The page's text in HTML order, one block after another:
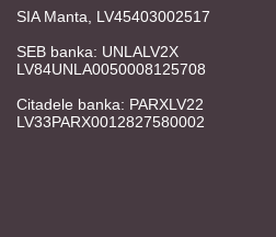
SIA Manta, LV45403002517
SEB banka: UNLALV2X
LV84UNLA0050008125708
Citadele banka: PARXLV22
LV33PARX0012827580002